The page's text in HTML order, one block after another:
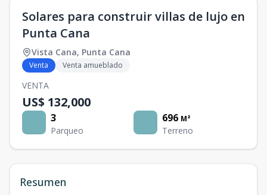
Solares para construir villas de lujo en
Punta Cana
Vista Cana, Punta Cana
Venta Venta amueblado
VENTA
US$ 132,000
3
Parqueo
696 M²
Terreno
Resumen